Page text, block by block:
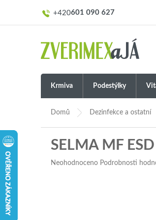
601 090 627
Krmiva Podestýlky
Domů Dezinfekce a ostatní
SELMA MF
Průměrné
Neohodnoceno Podrobnosti